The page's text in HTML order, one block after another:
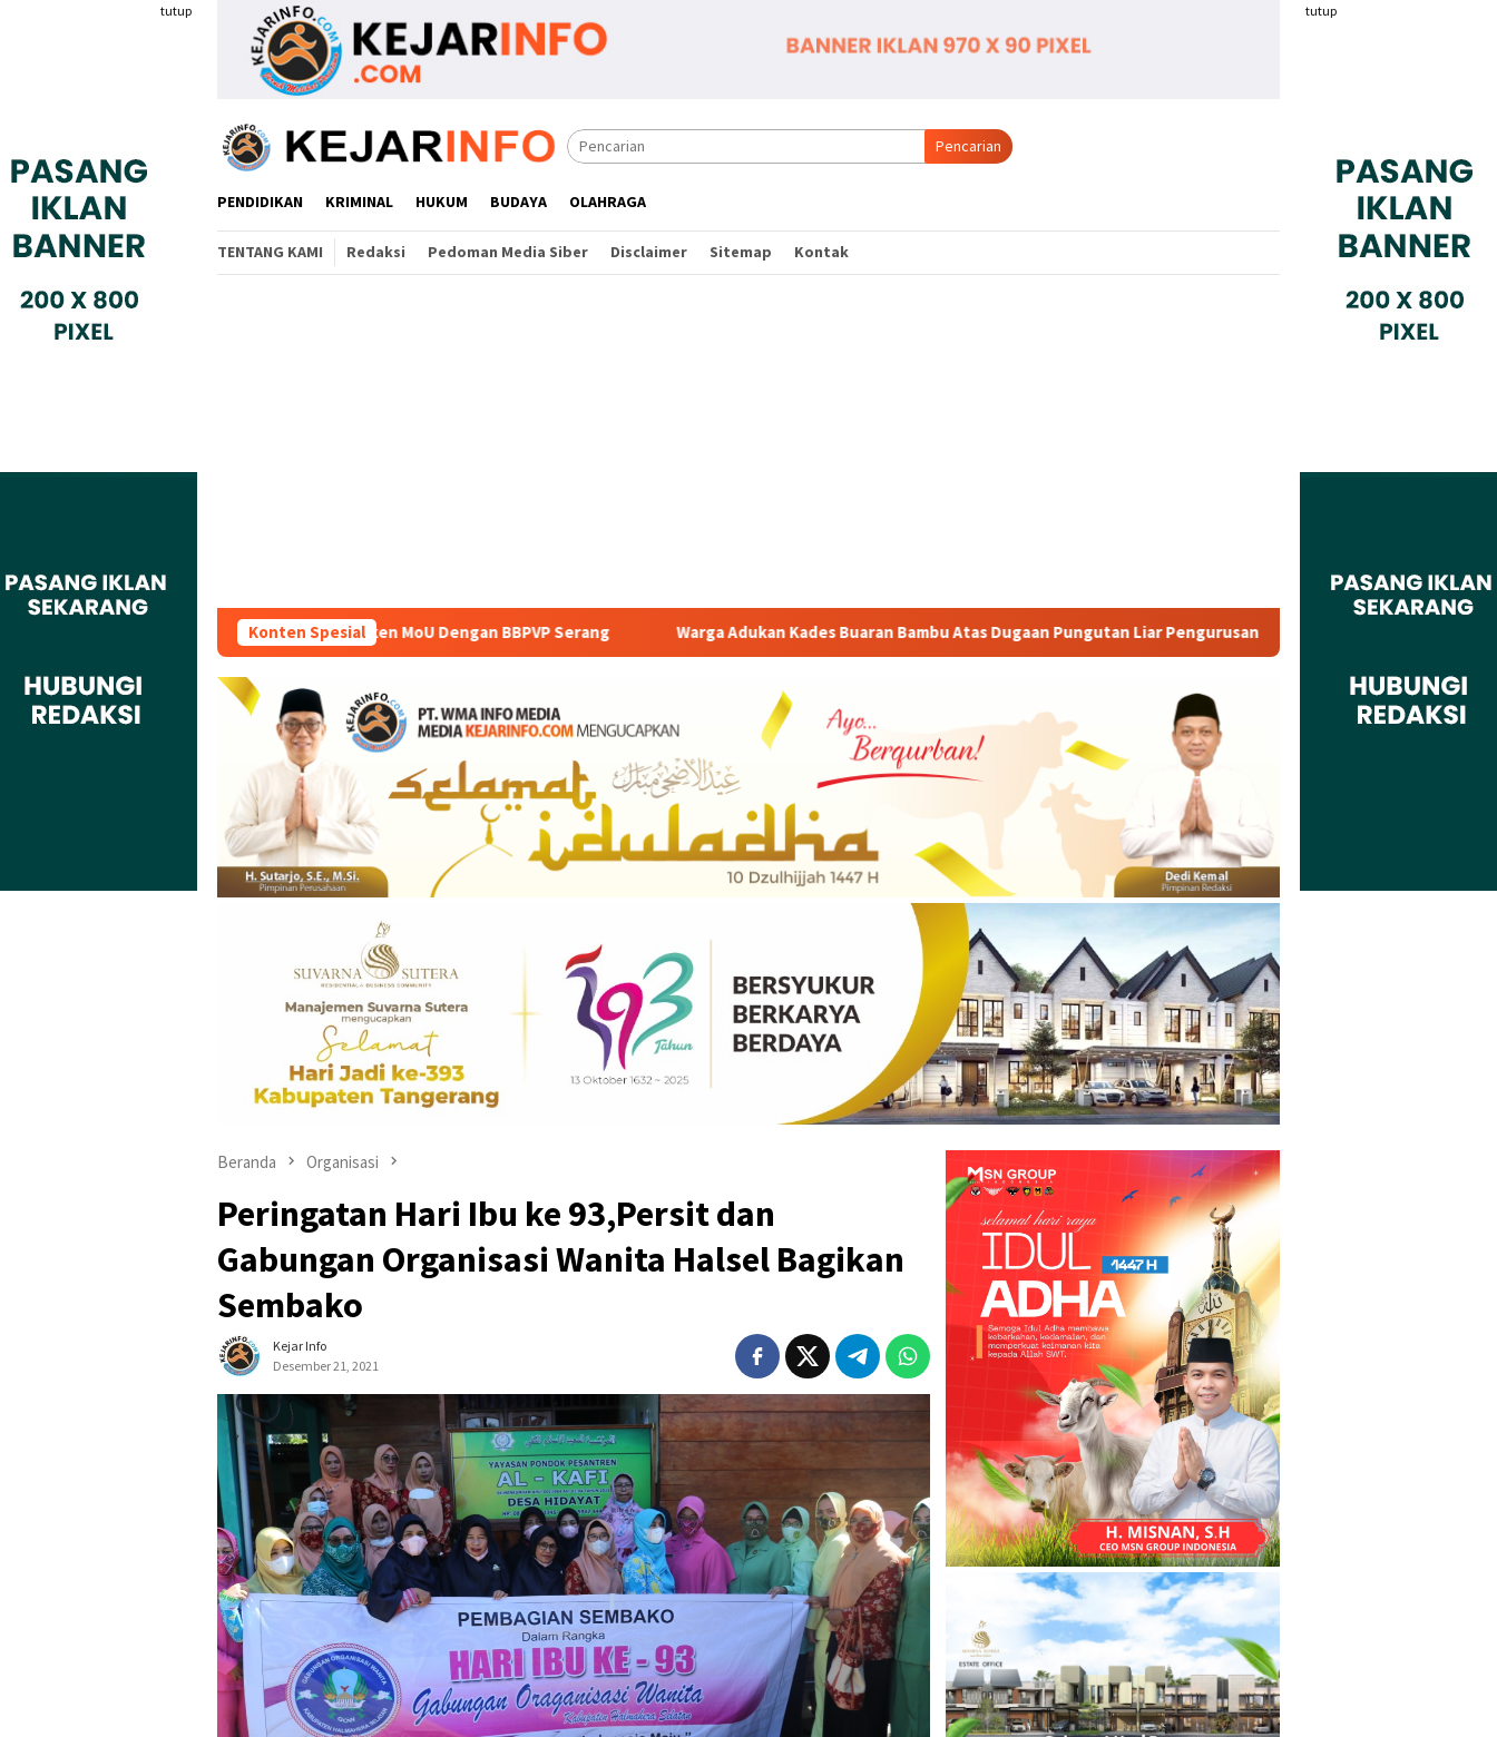
tutup tutup
Pencarian
PENDIDIKAN KRIMINAL HUKUM BUDAYA OLAHRAGA
TENTANG KAMI Redaksi Pedoman Media Siber Disclaimer Sitemap Kontak
Konten Spesial
Kompeten Teken MoU Dengan BBPVP Serang Warga Adukan Kades Buaran Bambu Atas Dugaan Pungutan Liar Pengurusan PM 1 Dianggap Tidak Profesional, PT. Rajeg
Beranda Organisasi
Peringatan Hari Ibu ke 93,Persit dan
Gabungan Organisasi Wanita Halsel Bagikan
Sembako
Kejar Info
Desember 21, 2021